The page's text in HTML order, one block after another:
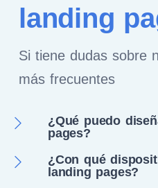
landing
Si tiene dudas sobre
más frecuentes
¿Qué puedo
pages?
¿Con qué
landing pages?